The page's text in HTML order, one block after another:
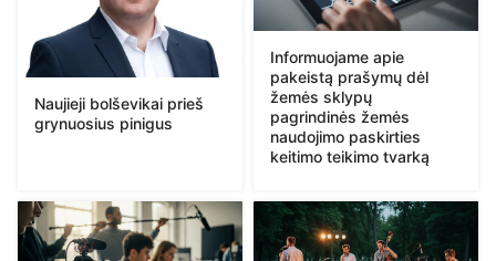
Naujieji bolševikai prieš
grynuosius pinigus
Informuojame apie
pakeistą prašymų dėl
žemės sklypų
pagrindinės žemės
naudojimo paskirties
keitimo teikimo tvarką